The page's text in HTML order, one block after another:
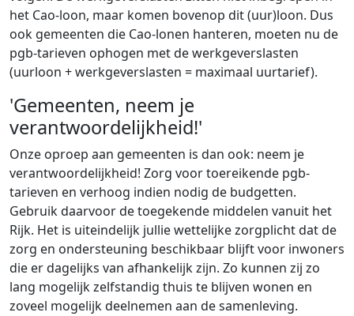
het Cao-loon, maar komen bovenop dit (uur)loon. Dus
ook gemeenten die Cao-lonen hanteren, moeten nu de
pgb-tarieven ophogen met de werkgeverslasten
(uurloon + werkgeverslasten = maximaal uurtarief).
'Gemeenten, neem je
verantwoordelijkheid!'
Onze oproep aan gemeenten is dan ook: neem je
verantwoordelijkheid! Zorg voor toereikende pgb-
tarieven en verhoog indien nodig de budgetten.
Gebruik daarvoor de toegekende middelen vanuit het
Rijk. Het is uiteindelijk jullie wettelijke zorgplicht dat de
zorg en ondersteuning beschikbaar blijft voor inwoners
die er dagelijks van afhankelijk zijn. Zo kunnen zij zo
lang mogelijk zelfstandig thuis te blijven wonen en
zoveel mogelijk deelnemen aan de samenleving.